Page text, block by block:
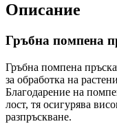
Описание
Гръбна помпена
Гръбна помпена
за обработка на
Благодарение на
лост, тя осигурява
разпръскване.